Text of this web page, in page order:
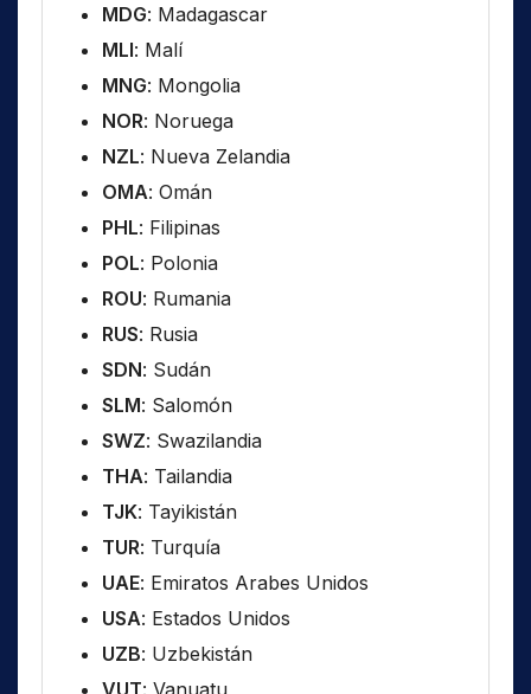
MDG: Madagascar
MLI: Malí
MNG: Mongolia
NOR: Noruega
NZL: Nueva Zelandia
OMA: Omán
PHL: Filipinas
POL: Polonia
ROU: Rumania
RUS: Rusia
SDN: Sudán
SLM: Salomón
SWZ: Swazilandia
THA: Tailandia
TJK: Tayikistán
TUR: Turquía
UAE: Emiratos Arabes Unidos
USA: Estados Unidos
UZB: Uzbekistán